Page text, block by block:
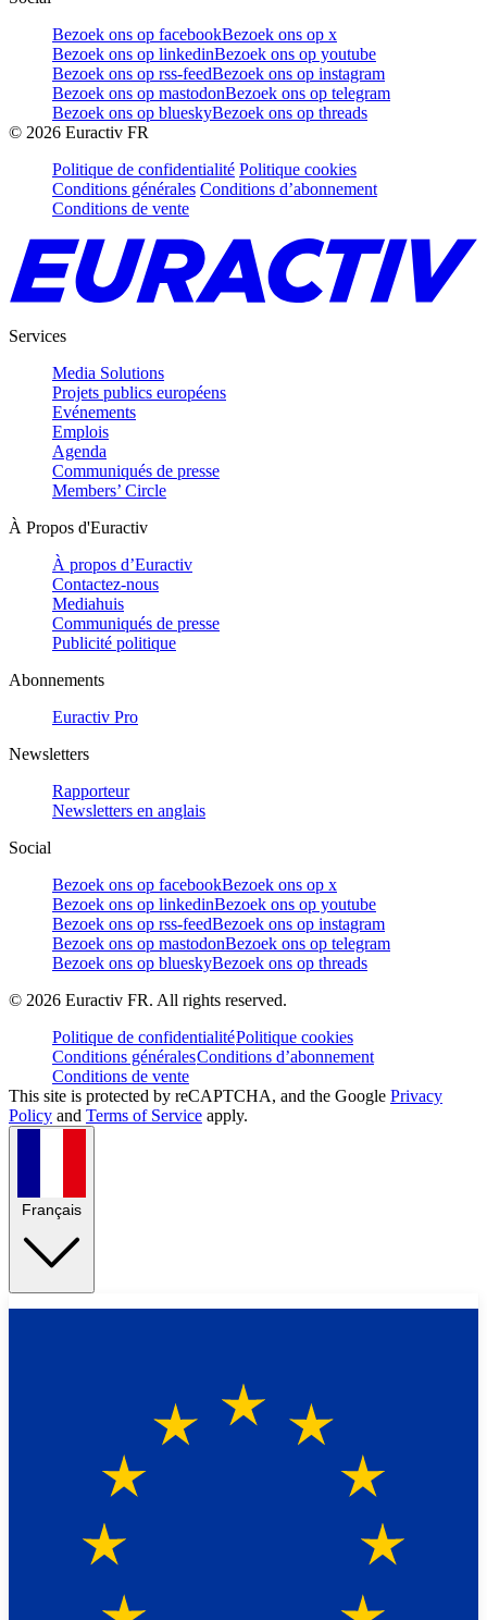
Bezoek ons op facebookBezoek ons op x
Bezoek ons op linkedinBezoek ons op youtube
Bezoek ons op rss-feedBezoek ons op instagram
Bezoek ons op mastodonBezoek ons op telegram
Bezoek ons op blueskyBezoek ons op threads
© 2026 Euractiv FR
Politique de confidentialité Politique cookies
Conditions générales Conditions d’abonnement
Conditions de vente
Services
Media Solutions
Projets publics européens
Evénements
Emplois
Agenda
Communiqués de presse
Members’ Circle
À Propos d'Euractiv
À propos d’Euractiv
Contactez-nous
Mediahuis
Communiqués de presse
Publicité politique
Abonnements
Euractiv Pro
Newsletters
Rapporteur
Newsletters en anglais
Social
Bezoek ons op facebookBezoek ons op x
Bezoek ons op linkedinBezoek ons op youtube
Bezoek ons op rss-feedBezoek ons op instagram
Bezoek ons op mastodonBezoek ons op telegram
Bezoek ons op blueskyBezoek ons op threads
© 2026 Euractiv FR. All rights reserved.
Politique de confidentialitéPolitique cookies
Conditions généralesConditions d’abonnement
Conditions de vente
This site is protected by reCAPTCHA, and the Google Privacy
Policy and Terms of Service apply.
Français